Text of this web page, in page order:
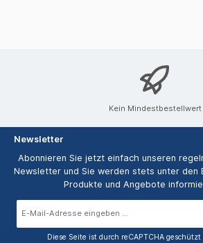
Kein Mindestbestellwert
Newsletter
Abonnieren Sie jetzt einfach unseren
Newsletter und Sie werden stets unter den
Produkte und Angebote
Diese Seite ist durch reCAPTCHA